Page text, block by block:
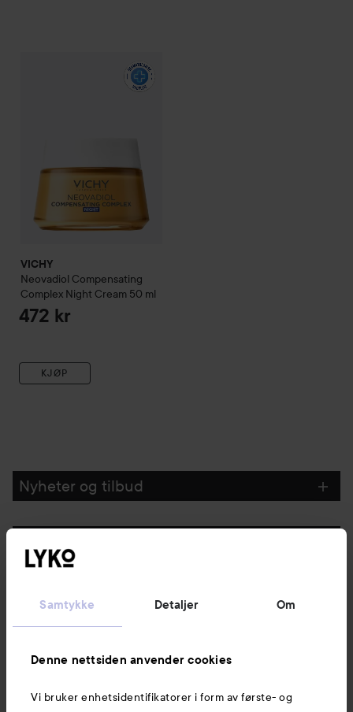
Samtykke Detaljer Om
Denne nettsiden anvender cookies
Vi bruker enhetsidentifikatorer i form av første- og
VICHY
Neovadiol Compensating
Complex Night Cream 50 ml
472 kr
KJØP
Nyheter og tilbud
Kundeservice
Informasjon
Også av interesse